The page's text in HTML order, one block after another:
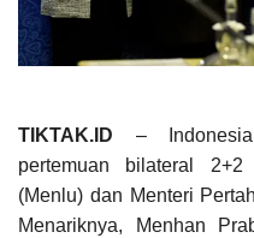
TIKTAK.ID –
pertemuan bilateral
(Menlu) dan Menteri
Menariknya, Menhan